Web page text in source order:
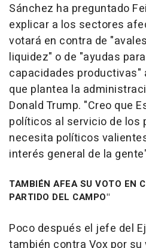
Sánchez ha preguntado
explicar a los sectores
votará en contra de
liquidez" o de "ayudas
capacidades productivas"
que plantea la
Donald Trump. "Creo que
políticos al servicio de los
necesita políticos
interés general de la
TAMBIÉN AFEA SU VOTO EN
PARTIDO DEL CAMPO"
Poco después el jefe del
también contra Vox por